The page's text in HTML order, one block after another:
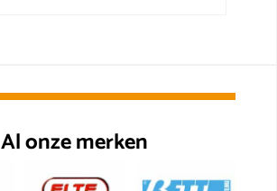
Al onze merken